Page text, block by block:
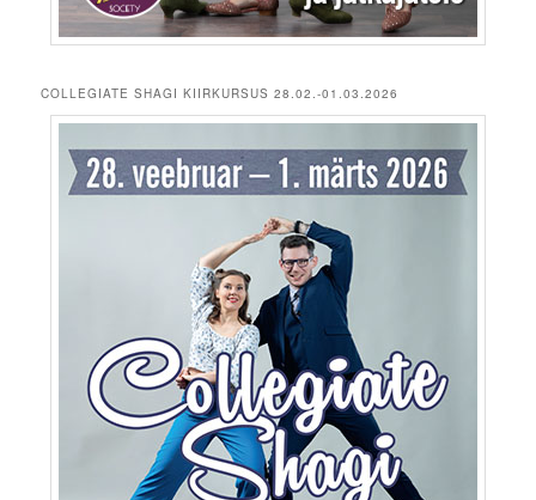
COLLEGIATE SHAGI KIIRKURSUS 28.02.-01.03.2026